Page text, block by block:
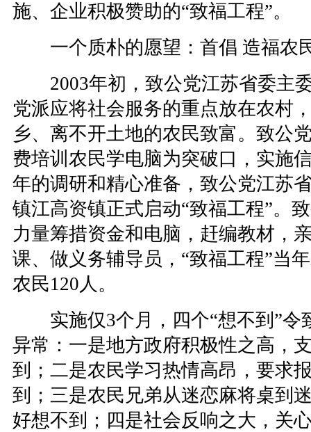
施、企业积极赞助的“致福工程”。
一个质朴的愿望：首倡 造福农
2003年初，致公党江苏省委主
党派应将社会服务的重点放在农村
乡、离不开土地的农民致富。致公
费培训农民学电脑为突破口，实施
年的调研和精心准备，致公党江苏
镇江高资镇正式启动“致福工程”。
力量筹措资金和电脑，赶编教材，
课、做义务辅导员，“致福工程”当
农民120人。
实施仅3个月，四个“想不到”令
异常：一是地方政府积极性之高，
到；二是农民学习热情高昂，要求
到；三是农民兄弟从迷恋麻将桌到
好想不到；四是社会反响之大，关